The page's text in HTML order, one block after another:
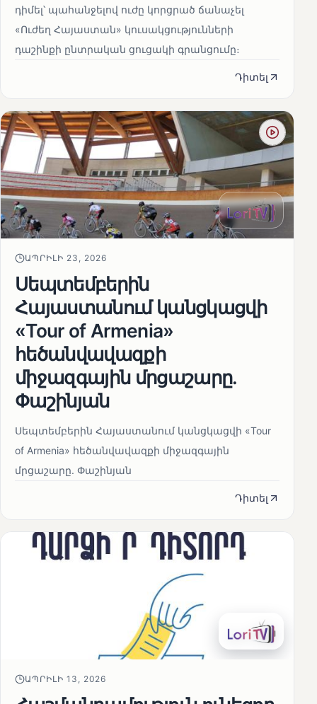
դիմել՝ պահանջելով ուժը կորցրած ճանաչել
«Ուժեղ Հայաստան» կուսակցությունների
դաշինքի ընտրական ցուցակի գրանցումը։
Դիտել
ԱՊՐԻԼԻ 23, 2026
Սեպտեմբերին
Հայաստանում կանցկացվի
«Tour of Armenia»
հեծանվավազքի
միջազգային մրցաշարը.
Փաշինյան
Սեպտեմբերին Հայաստանում կանցկացվի «Tour
of Armenia» հեծանվավազքի միջազգային
մրցաշարը. Փաշինյան
Դիտել
ԱՊՐԻԼԻ 13, 2026